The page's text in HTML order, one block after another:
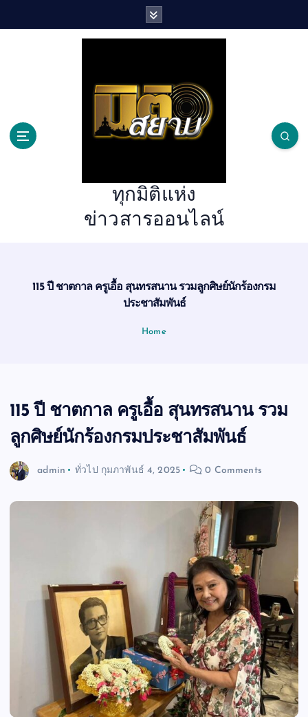
ทุกมิติแห่ง
ข่าวสารออนไลน์
115 ปี ชาตกาล ครูเอื้อ สุนทรสนาน รวมลูกศิษย์นักร้องกรม
ประชาสัมพันธ์
Home
115 ปี ชาตกาล ครูเอื้อ สุนทรสนาน รวม
ลูกศิษย์นักร้องกรมประชาสัมพันธ์
admin ทั่วไป กุมภาพันธ์ 4, 2025 0 Comments